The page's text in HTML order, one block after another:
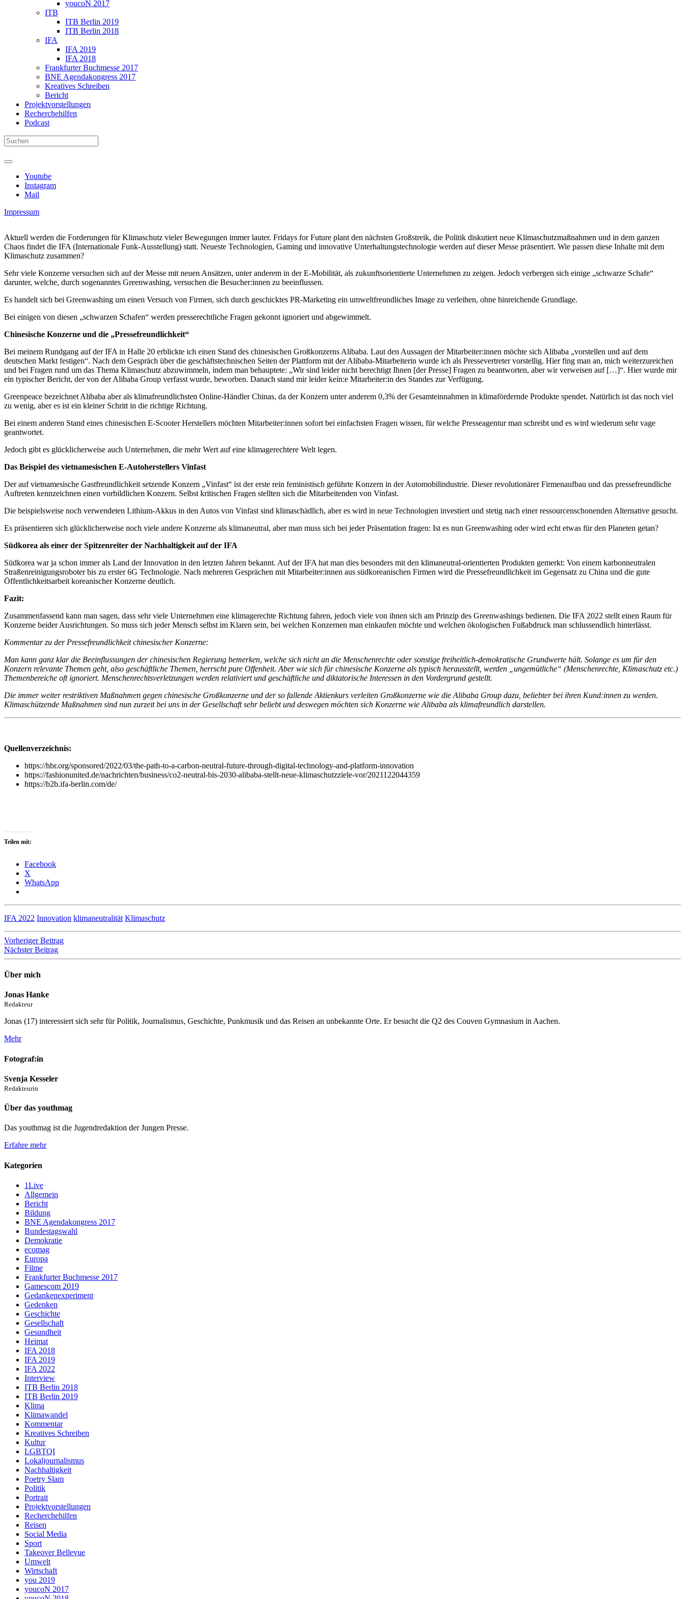
youcoN 2017
ITB
ITB Berlin 2019
ITB Berlin 2018
IFA
IFA 2019
IFA 2018
Frankfurter Buchmesse 2017
BNE Agendakongress 2017
Kreatives Schreiben
Bericht
Projektvorstellungen
Recherchehilfen
Podcast
Youtube
Instagram
Mail
Impressum
Aktuell werden die Forderungen für Klimaschutz vieler Bewegungen immer lauter. Fridays for Future plant den nächsten Großstreik, die Politik diskutiert neue Klimaschutzmaßnahmen und in dem ganzen
Chaos findet die IFA (Internationale Funk-Ausstellung) statt. Neueste Technologien, Gaming und innovative Unterhaltungstechnologie werden auf dieser Messe präsentiert. Wie passen diese Inhalte mit dem
Klimaschutz zusammen?
Sehr viele Konzerne versuchen sich auf der Messe mit neuen Ansätzen, unter anderem in der E-Mobilität, als zukunftsorientierte Unternehmen zu zeigen. Jedoch verbergen sich einige „schwarze Schafe“
darunter, welche, durch sogenanntes Greenwashing, versuchen die Besucher:innen zu beeinflussen.
Es handelt sich bei Greenwashing um einen Versuch von Firmen, sich durch geschicktes PR-Marketing ein umweltfreundliches Image zu verleihen, ohne hinreichende Grundlage.
Bei einigen von diesen „schwarzen Schafen“ werden presserechtliche Fragen gekonnt ignoriert und abgewimmelt.
Chinesische Konzerne und die „Pressefreundlichkeit“
Bei meinem Rundgang auf der IFA in Halle 20 erblickte ich einen Stand des chinesischen Großkonzerns Alibaba. Laut den Aussagen der Mitarbeiter:innen möchte sich Alibaba „vorstellen und auf dem
deutschen Markt festigen“. Nach dem Gespräch über die geschäftstechnischen Seiten der Plattform mit der Alibaba-Mitarbeiterin wurde ich als Pressevertreter vorstellig. Hier fing man an, mich weiterzureichen
und bei Fragen rund um das Thema Klimaschutz abzuwimmeln, indem man behauptete: „Wir sind leider nicht berechtigt Ihnen [der Presse] Fragen zu beantworten, aber wir verweisen auf […]“. Hier wurde mir
ein typischer Bericht, der von der Alibaba Group verfasst wurde, beworben. Danach stand mir leider kein:e Mitarbeiter:in des Standes zur Verfügung.
Greenpeace bezeichnet Alibaba aber als klimafreundlichsten Online-Händler Chinas, da der Konzern unter anderem 0,3% der Gesamteinnahmen in klimafördernde Produkte spendet. Natürlich ist das noch viel
zu wenig, aber es ist ein kleiner Schritt in die richtige Richtung.
Bei einem anderen Stand eines chinesischen E-Scooter Herstellers möchten Mitarbeiter:innen sofort bei einfachsten Fragen wissen, für welche Presseagentur man schreibt und es wird wiederum sehr vage
geantwortet.
Jedoch gibt es glücklicherweise auch Unternehmen, die mehr Wert auf eine klimagerechtere Welt legen.
Das Beispiel des vietnamesischen E-Autoherstellers Vinfast
Der auf vietnamesische Gastfreundlichkeit setzende Konzern „Vinfast“ ist der erste rein feministisch geführte Konzern in der Automobilindustrie. Dieser revolutionärer Firmenaufbau und das pressefreundliche
Auftreten kennzeichnen einen vorbildlichen Konzern. Selbst kritischen Fragen stellten sich die Mitarbeitenden von Vinfast.
Die beispielsweise noch verwendeten Lithium-Akkus in den Autos von Vinfast sind klimaschädlich, aber es wird in neue Technologien investiert und stetig nach einer ressourcenschonenden Alternative gesucht.
Es präsentieren sich glücklicherweise noch viele andere Konzerne als klimaneutral, aber man muss sich bei jeder Präsentation fragen: Ist es nun Greenwashing oder wird echt etwas für den Planeten getan?
Südkorea als einer der Spitzenreiter der Nachhaltigkeit auf der IFA
Südkorea war ja schon immer als Land der Innovation in den letzten Jahren bekannt. Auf der IFA hat man dies besonders mit den klimaneutral-orientierten Produkten gemerkt: Von einem karbonneutralen
Straßenreinigungsroboter bis zu erster 6G Technologie. Nach mehreren Gesprächen mit Mitarbeiter:innen aus südkoreanischen Firmen wird die Pressefreundlichkeit im Gegensatz zu China und die gute
Öffentlichkeitsarbeit koreanischer Konzerne deutlich.
Fazit:
Zusammenfassend kann man sagen, dass sehr viele Unternehmen eine klimagerechte Richtung fahren, jedoch viele von ihnen sich am Prinzip des Greenwashings bedienen. Die IFA 2022 stellt einen Raum für
Konzerne beider Ausrichtungen. So muss sich jeder Mensch selbst im Klaren sein, bei welchen Konzernen man einkaufen möchte und welchen ökologischen Fußabdruck man schlussendlich hinterlässt.
Kommentar zu der Pressefreundlichkeit chinesischer Konzerne:
Man kann ganz klar die Beeinflussungen der chinesischen Regierung bemerken, welche sich nicht an die Menschenrechte oder sonstige freiheitlich-demokratische Grundwerte hält. Solange es um für den
Konzern relevante Themen geht, also geschäftliche Themen, herrscht pure Offenheit. Aber wie sich für chinesische Konzerne als typisch herausstellt, werden „ungemütliche“ (Menschenrechte, Klimaschutz etc.)
Themenbereiche oft ignoriert. Menschenrechtsverletzungen werden relativiert und geschäftliche und diktatorische Interessen in den Vordergrund gestellt.
Die immer weiter restriktiven Maßnahmen gegen chinesische Großkonzerne und der so fallende Aktienkurs verleiten Großkonzerne wie die Alibaba Group dazu, beliebter bei ihren Kund:innen zu werden.
Klimaschützende Maßnahmen sind nun zurzeit bei uns in der Gesellschaft sehr beliebt und deswegen möchten sich Konzerne wie Alibaba als klimafreundlich darstellen.
Quellenverzeichnis:
https://hbr.org/sponsored/2022/03/the-path-to-a-carbon-neutral-future-through-digital-technology-and-platform-innovation
https://fashionunited.de/nachrichten/business/co2-neutral-bis-2030-alibaba-stellt-neue-klimaschutzziele-vor/2021122044359
https://b2b.ifa-berlin.com/de/
Teilen mit:
Facebook
X
WhatsApp
IFA 2022 Innovation klimaneutralität Klimaschutz
Beitragsnavigation
Vorheriger Beitrag
Nächster Beitrag
Über mich
Jonas Hanke
Redakteur
Jonas (17) interessiert sich sehr für Politik, Journalismus, Geschichte, Punkmusik und das Reisen an unbekannte Orte. Er besucht die Q2 des Couven Gymnasium in Aachen.
Mehr
Fotograf:in
Svenja Kesseler
Redakteurin
Über das youthmag
Das youthmag ist die Jugendredaktion der Jungen Presse.
Erfahre mehr
Kategorien
1Live
Allgemein
Bericht
Bildung
BNE Agendakongress 2017
Bundestagswahl
Demokratie
ecomag
Europa
Filme
Frankfurter Buchmesse 2017
Gamescom 2019
Gedankenexperiment
Gedenken
Geschichte
Gesellschaft
Gesundheit
Heimat
IFA 2018
IFA 2019
IFA 2022
Interview
ITB Berlin 2018
ITB Berlin 2019
Klima
Klimawandel
Kommentar
Kreatives Schreiben
Kultur
LGBTQI
Lokaljournalismus
Nachhaltigkeit
Poetry Slam
Politik
Portrait
Projektvorstellungen
Recherchehilfen
Reisen
Social Media
Sport
Takeover Bellevue
Umwelt
Wirtschaft
you 2019
youcoN 2017